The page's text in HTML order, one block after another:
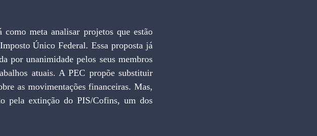
meta analisar projetos que estão
Único Federal. Essa proposta já
por unanimidade pelos seus membros
atuais. A PEC propõe substituir
as movimentações financeiras. Mas,
pela extinção do PIS/Cofins, um dos